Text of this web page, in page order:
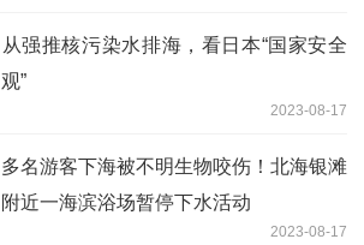
​从强推核污染水排海，看日本“国家安全
观”
2023-08-17
多名游客下海被不明生物咬伤！北海银滩
附近一海滨浴场暂停下水活动
2023-08-17